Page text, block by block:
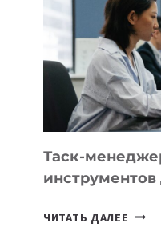
КАКИЕ
3
ЕМУ
УЖЕ
Таск-
ЧИТАТЬ ДАЛЕЕ ТАСК-